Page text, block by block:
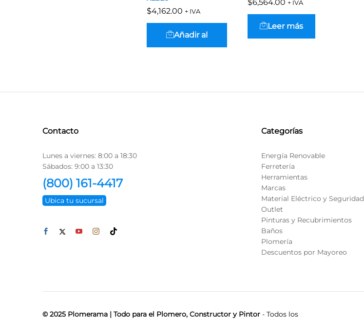
$4,162.00 + IVA
$4,162.00
Añadir al
$6,564.00 + IVA
$6,564.00
Leer más
Contacto
Lunes a viernes: 8:00 a 18:30
Sábados: 9:00 a 13:30
(800) 161-4417
Ubica tu sucursal
Categorías
Energía Renovable
Ferretería
Herramientas
Marcas
Material Eléctrico y Seguridad
Outlet
Pinturas y Recubrimientos
Baños
Plomería
Descuentos por Mayoreo
© 2025 Plomerama | Todo para el Plomero, Constructor y Pintor - Todos los